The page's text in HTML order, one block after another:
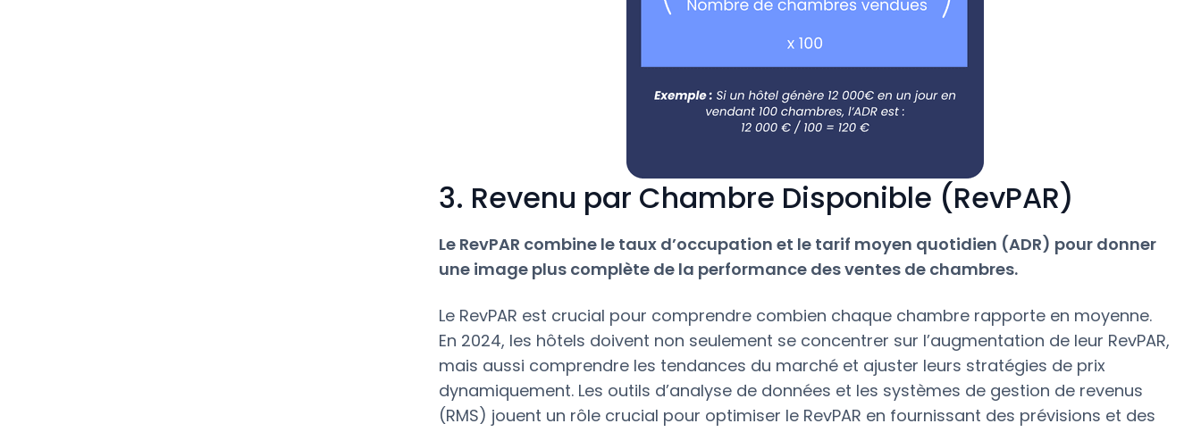
3. Revenu par Chambre Disponible (RevPAR)
Le RevPAR combine le taux d’occupation et le tarif moyen quotidien (ADR) pour donner
une image plus complète de la performance des ventes de chambres.
Le RevPAR est crucial pour comprendre combien chaque chambre rapporte en moyenne.
En 2024, les hôtels doivent non seulement se concentrer sur l’augmentation de leur RevPAR,
mais aussi comprendre les tendances du marché et ajuster leurs stratégies de prix
dynamiquement. Les outils d’analyse de données et les systèmes de gestion de revenus
(RMS) jouent un rôle crucial pour optimiser le RevPAR en fournissant des prévisions et des